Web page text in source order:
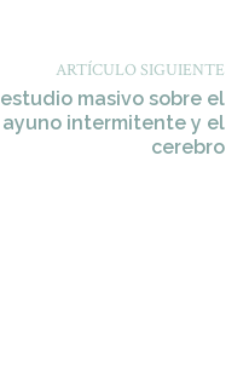
ARTÍCULO SIGUIENTE
estudio masivo sobre el
ayuno intermitente y el
cerebro